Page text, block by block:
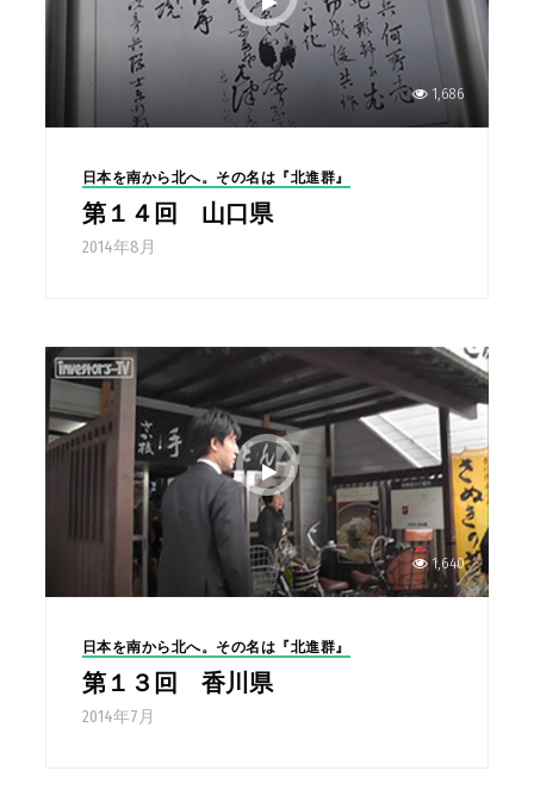
1,686
日本を南から北へ。その名は『北進群』
第１４回 山口県
2014年8月
1,640
日本を南から北へ。その名は『北進群』
第１３回 香川県
2014年7月